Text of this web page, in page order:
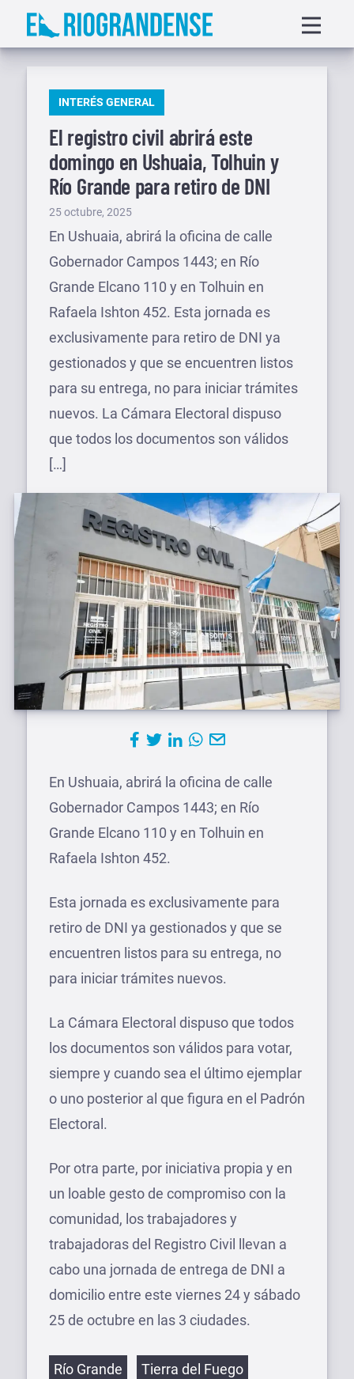
Saltar
menu
PUBLICADO
INTERÉS GENERAL
El registro civil abrirá este
domingo en Ushuaia, Tolhuin y
Río Grande para retiro de DNI
Publicado
el
25 octubre, 2025
En Ushuaia, abrirá la oficina de calle
Gobernador Campos 1443; en Río
Grande Elcano 110 y en Tolhuin en
Rafaela Ishton 452. Esta jornada es
exclusivamente para retiro de DNI ya
gestionados y que se encuentren listos
para su entrega, no para iniciar trámites
nuevos. La Cámara Electoral dispuso
que todos los documentos son válidos
[…]
En Ushuaia, abrirá la oficina de calle
Gobernador Campos 1443; en Río
Grande Elcano 110 y en Tolhuin en
Rafaela Ishton 452.
Esta jornada es exclusivamente para
retiro de DNI ya gestionados y que se
encuentren listos para su entrega, no
para iniciar trámites nuevos.
La Cámara Electoral dispuso que todos
los documentos son válidos para votar,
siempre y cuando sea el último ejemplar
o uno posterior al que figura en el Padrón
Electoral.
Por otra parte, por iniciativa propia y en
un loable gesto de compromiso con la
comunidad, los trabajadores y
trabajadoras del Registro Civil llevan a
cabo una jornada de entrega de DNI a
domicilio entre este viernes 24 y sábado
25 de octubre en las 3 ciudades.
Etiquetas
Río Grande Tierra del Fuego